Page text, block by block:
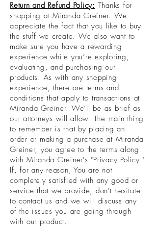
Return and Refund Policy: Thanks for
shopping at Miranda Greiner. We
appreciate the fact that you like to buy
the stuff we create. We also want to
make sure you have a rewarding
experience while you’re exploring,
evaluating, and purchasing our
products. As with any shopping
experience, there are terms and
conditions that apply to transactions at
Miranda Greiner. We’ll be as brief as
our attorneys will allow. The main thing
to remember is that by placing an
order or making a purchase at Miranda
Greiner, you agree to the terms along
with Miranda Greiner's "Privacy Policy."
If, for any reason, You are not
completely satisfied with any good or
service that we provide, don't hesitate
to contact us and we will discuss any
of the issues you are going through
with our product.